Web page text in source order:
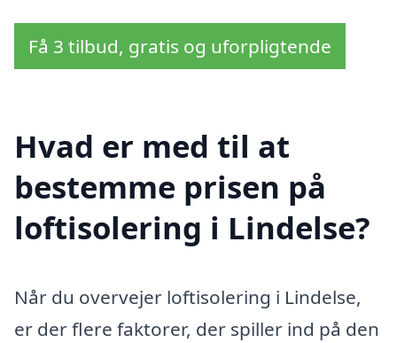
Få 3 tilbud, gratis og uforpligtende
Hvad er med til at
bestemme prisen på
loftisolering i Lindelse?
Når du overvejer loftisolering i Lindelse,
er der flere faktorer, der spiller ind på den